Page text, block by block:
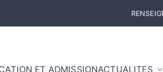
ET ADMISSIONACTUALITES